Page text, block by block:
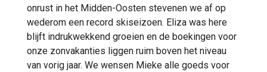
onrust in het Midden-Oosten stevenen we af op
wederom een record skiseizoen. Eliza was here
blijft indrukwekkend groeien en de boekingen voor
onze zonvakanties liggen ruim boven het niveau
van vorig jaar. We wensen Mieke alle goeds voor